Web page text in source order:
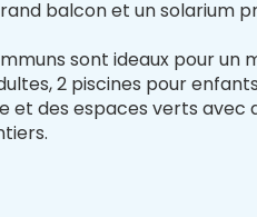
balcon et un solarium
sont ideaux pour un
2 piscines pour
et des espaces verts avec